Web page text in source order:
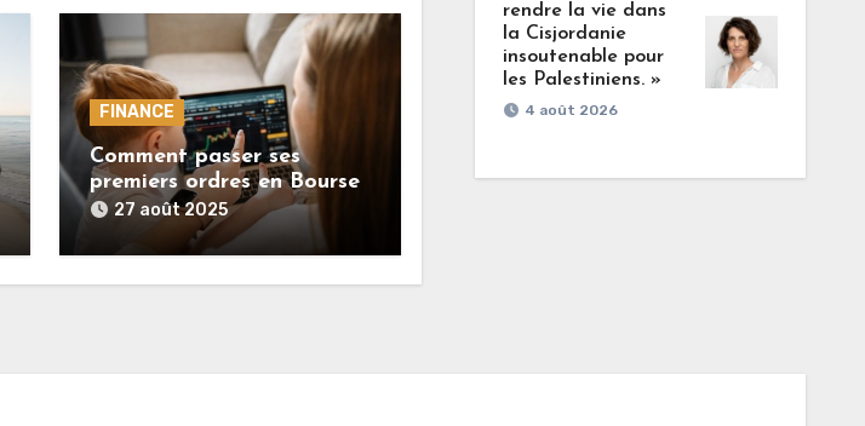
FINANCE
Comment passer ses
premiers ordres en Bourse
27 août 2025
rendre la vie dans
la Cisjordanie
insoutenable pour
les Palestiniens. »
4 août 2026